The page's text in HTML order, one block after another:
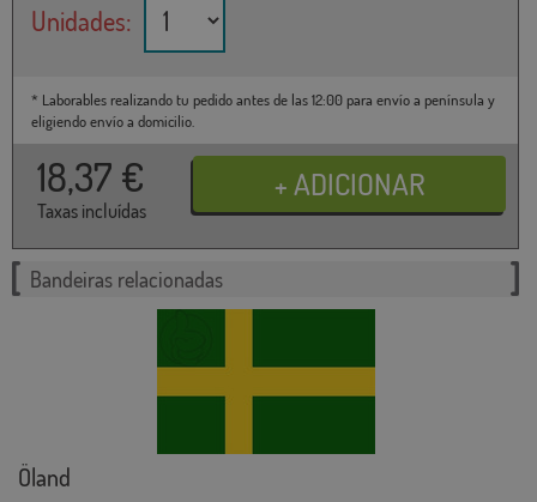
Unidades:
* Laborables realizando tu pedido antes de las 12:00 para envío a península y
eligiendo envío a domicilio.
18,37 €
Taxas incluídas
Bandeiras relacionadas
Öland